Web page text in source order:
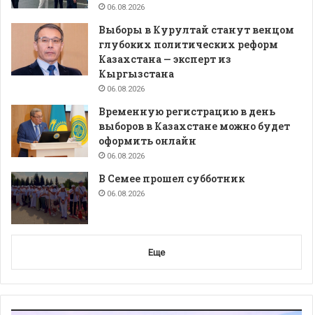
06.08.2026
Выборы в Курултай станут венцом
глубоких политических реформ
Казахстана — эксперт из
Кыргызстана
06.08.2026
Временную регистрацию в день
выборов в Казахстане можно будет
оформить онлайн
06.08.2026
В Семее прошел субботник
06.08.2026
Еще